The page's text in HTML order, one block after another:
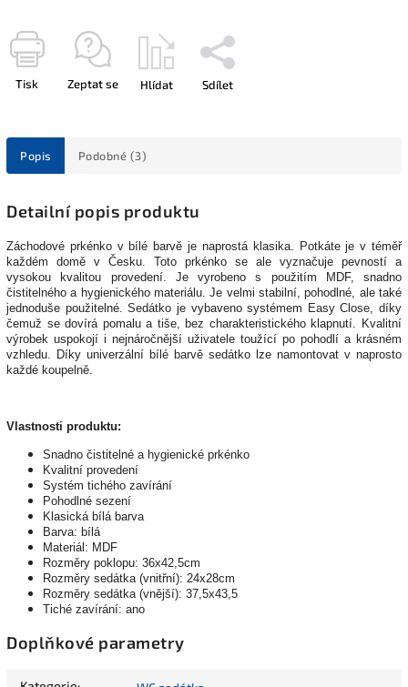
Tisk Zeptat se Hlídat Sdílet
Popis Podobné (3)
Detailní popis produktu
Záchodové prkénko v bílé barvě je naprostá klasika. Potkáte je v téměř
každém domě v Česku. Toto prkénko se ale vyznačuje pevností a
vysokou kvalitou provedení. Je vyrobeno s použitím MDF, snadno
čistitelného a hygienického materiálu. Je velmi stabilní, pohodlné, ale také
jednoduše použitelné. Sedátko je vybaveno systémem Easy Close, díky
čemuž se dovírá pomalu a tiše, bez charakteristického klapnutí. Kvalitní
výrobek uspokojí i nejnáročnější uživatele toužící po pohodlí a krásném
vzhledu. Díky univerzální bílé barvě sedátko lze namontovat v naprosto
každé koupelně.
Vlastnosti produktu:
Snadno čistitelné a hygienické prkénko
Kvalitní provedení
Systém tichého zavírání
Pohodlné sezení
Klasická bílá barva
Barva: bílá
Materiál: MDF
Rozměry poklopu: 36x42,5cm
Rozměry sedátka (vnitřní): 24x28cm
Rozměry sedátka (vnější): 37,5x43,5
Tiché zavírání: ano
Doplňkové parametry